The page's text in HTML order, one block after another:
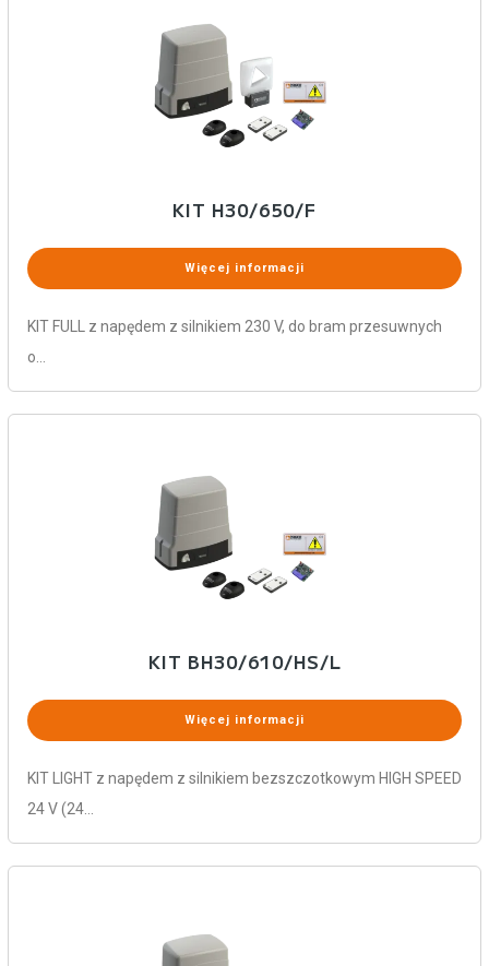
KIT H30/650/F
Więcej informacji
KIT FULL z napędem z silnikiem 230 V, do bram przesuwnych
o…
KIT BH30/610/HS/L
Więcej informacji
KIT LIGHT z napędem z silnikiem bezszczotkowym HIGH SPEED
24 V (24…